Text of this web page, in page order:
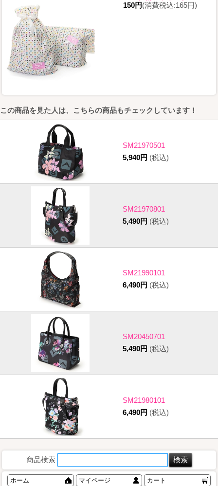
150円(消費税込:165円)
この商品を見た人は、こちらの商品もチェックしています！
SM21970501
5,940円 (税込)
SM21970801
5,490円 (税込)
SM21990101
6,490円 (税込)
SM20450701
5,490円 (税込)
SM21980101
6,490円 (税込)
商品検索
ホーム マイページ カート